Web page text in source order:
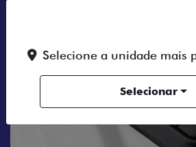
Selecione a unidade mais
Selecionar